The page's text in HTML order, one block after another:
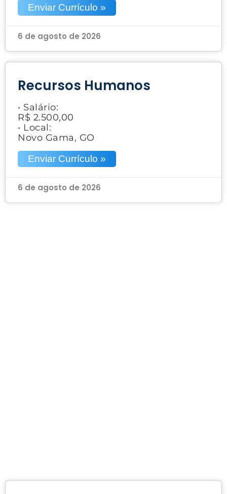
Enviar Currículo »
6 de agosto de 2026
Recursos Humanos
• Salário:
R$ 2.500,00
• Local:
Novo Gama, GO
Enviar Currículo »
6 de agosto de 2026